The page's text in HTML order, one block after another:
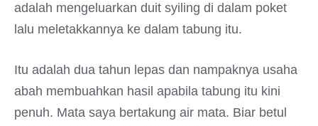
adalah mengeluarkan duit syiling di dalam poket
lalu meletakkannya ke dalam tabung itu.
Itu adalah dua tahun lepas dan nampaknya usaha
abah membuahkan hasil apabila tabung itu kini
penuh. Mata saya bertakung air mata. Biar betul